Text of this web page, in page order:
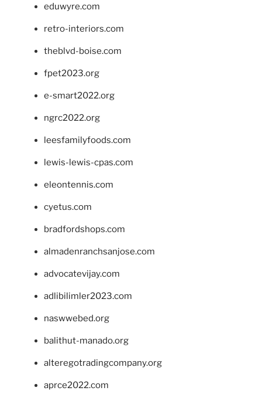
eduwyre.com
retro-interiors.com
theblvd-boise.com
fpet2023.org
e-smart2022.org
ngrc2022.org
leesfamilyfoods.com
lewis-lewis-cpas.com
eleontennis.com
cyetus.com
bradfordshops.com
almadenranchsanjose.com
advocatevijay.com
adlibilimler2023.com
naswwebed.org
balithut-manado.org
alteregotradingcompany.org
aprce2022.com